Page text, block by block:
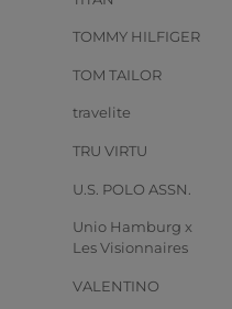
TOMMY HILFIGER
TOM TAILOR
travelite
TRU VIRTU
U.S. POLO ASSN.
Unio Hamburg x
Les Visionnaires
VALENTINO